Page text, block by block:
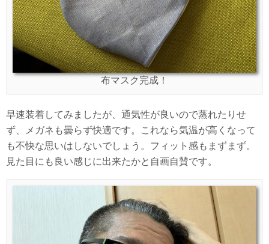
布マスク完成！
早速装着してみましたが、通気性が良いので蒸れたりせ
ず、メガネも曇らず快適です。これなら気温が高くなって
も不快な思いはしないでしょう。フィット感もまずまず。
見た目にも良い感じに出来たかと自画自賛です。